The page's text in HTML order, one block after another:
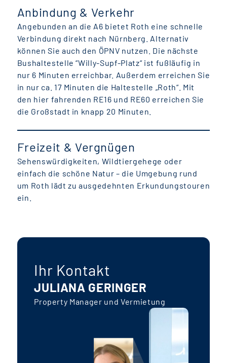
Anbindung & Verkehr
Angebunden an die A6 bietet Roth eine schnelle
Verbindung direkt nach Nürnberg. Alternativ
können Sie auch den ÖPNV nutzen. Die nächste
Bushaltestelle “Willy-Supf-Platz“ ist fußläufig in
nur 6 Minuten erreichbar. Außerdem erreichen Sie
in nur ca. 17 Minuten die Haltestelle „Roth“. Mit
den hier fahrenden RE16 und RE60 erreichen Sie
die Großstadt in knapp 20 Minuten.
Freizeit & Vergnügen
Sehenswürdigkeiten, Wildtiergehege oder
einfach die schöne Natur – die Umgebung rund
um Roth lädt zu ausgedehnten Erkundungstouren
ein.
Ihr Kontakt
JULIANA GERINGER
Property Manager und Vermietung